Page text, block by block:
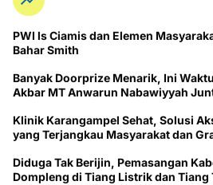
PWI ls Ciamis dan Elemen
Bahar Smith
Banyak Doorprize Menarik, Ini
Akbar MT Anwarun Nabawiyyah
Klinik Karangampel Sehat, Solusi
yang Terjangkau Masyarakat dan
Diduga Tak Berijin, Pemasangan
Dompleng di Tiang Listrik dan Tiang